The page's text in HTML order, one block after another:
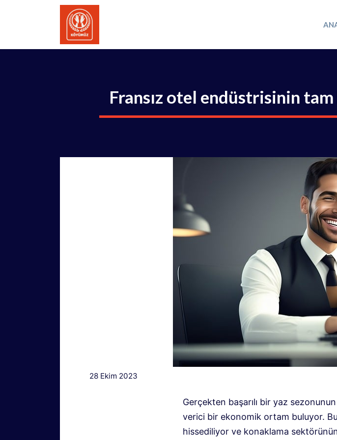
Fransız otel endüstrisinin
28 Ekim 2023
Gerçekten başarılı bir yaz
verici bir ekonomik ortam buluyor.
hissediliyor ve konaklama